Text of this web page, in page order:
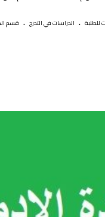
للطلبة . الدراسات في التدرج . قسم